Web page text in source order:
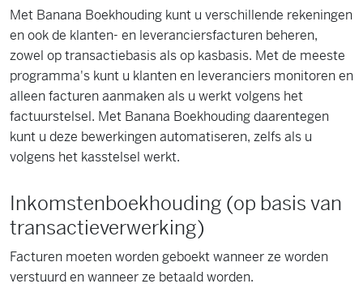
Met Banana Boekhouding kunt u verschillende rekeningen
en ook de klanten- en leveranciersfacturen beheren,
zowel op transactiebasis als op kasbasis. Met de meeste
programma's kunt u klanten en leveranciers monitoren en
alleen facturen aanmaken als u werkt volgens het
factuurstelsel. Met Banana Boekhouding daarentegen
kunt u deze bewerkingen automatiseren, zelfs als u
volgens het kasstelsel werkt.
Inkomstenboekhouding (op basis van
transactieverwerking)
Facturen moeten worden geboekt wanneer ze worden
verstuurd en wanneer ze betaald worden.